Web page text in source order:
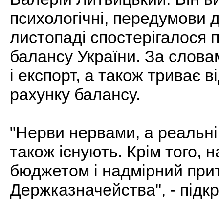
психологічні, передумови
листопаді спостерігалося
балансу України. За
і експорт, а також триває
рахунку балансу.
"Нерви нервами, а
також існують. Крім того,
бюджетом і надмірний
Держказначейства", -